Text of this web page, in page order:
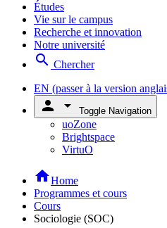
Études
Vie sur le campus
Recherche et innovation
Notre université
search Chercher
EN (passer à la version
person arrow_drop_down Toggle Navigation
uoZone
Brightspace
VirtuO
homeHome
Programmes et cours
Cours
Sociologie (SOC)